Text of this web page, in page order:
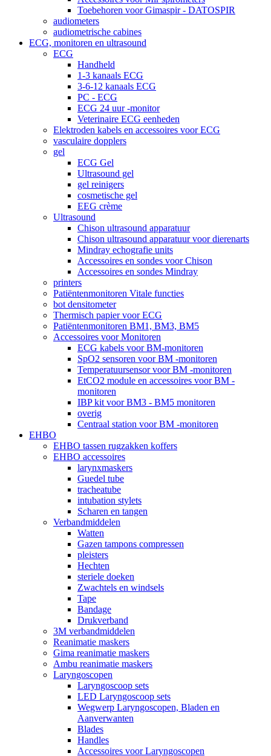
Toebehoren voor Gimaspir - DATOSPIR
audiometers
audiometrische cabines
ECG, monitoren en ultrasound
ECG
Handheld
1-3 kanaals ECG
3-6-12 kanaals ECG
PC - ECG
ECG 24 uur -monitor
Veterinaire ECG eenheden
Elektroden kabels en accessoires voor ECG
vasculaire dopplers
gel
ECG Gel
Ultrasound gel
gel reinigers
cosmetische gel
EEG crème
Ultrasound
Chison ultrasound apparatuur
Chison ultrasound apparatuur voor dierenarts
Mindray echografie units
Accessoires en sondes voor Chison
Accessoires en sondes Mindray
printers
Patiëntenmonitoren Vitale functies
bot densitometer
Thermisch papier voor ECG
Patiëntenmonitoren BM1, BM3, BM5
Accessoires voor Monitoren
ECG kabels voor BM-monitoren
SpO2 sensoren voor BM -monitoren
Temperatuursensor voor BM -monitoren
EtCO2 module en accessoires voor BM -
monitoren
IBP kit voor BM3 - BM5 monitoren
overig
Centraal station voor BM -monitoren
EHBO
EHBO tassen rugzakken koffers
EHBO accessoires
larynxmaskers
Guedel tube
tracheatube
intubation stylets
Scharen en tangen
Verbandmiddelen
Watten
Gazen tampons compressen
pleisters
Hechten
steriele doeken
Zwachtels en windsels
Tape
Bandage
Drukverband
3M verbandmiddelen
Reanimatie maskers
Gima reanimatie maskers
Ambu reanimatie maskers
Laryngoscopen
Laryngoscoop sets
LED Laryngoscoop sets
Wegwerp Laryngoscopen, Bladen en
Aanverwanten
Blades
Handles
Accessoires voor Laryngoscopen